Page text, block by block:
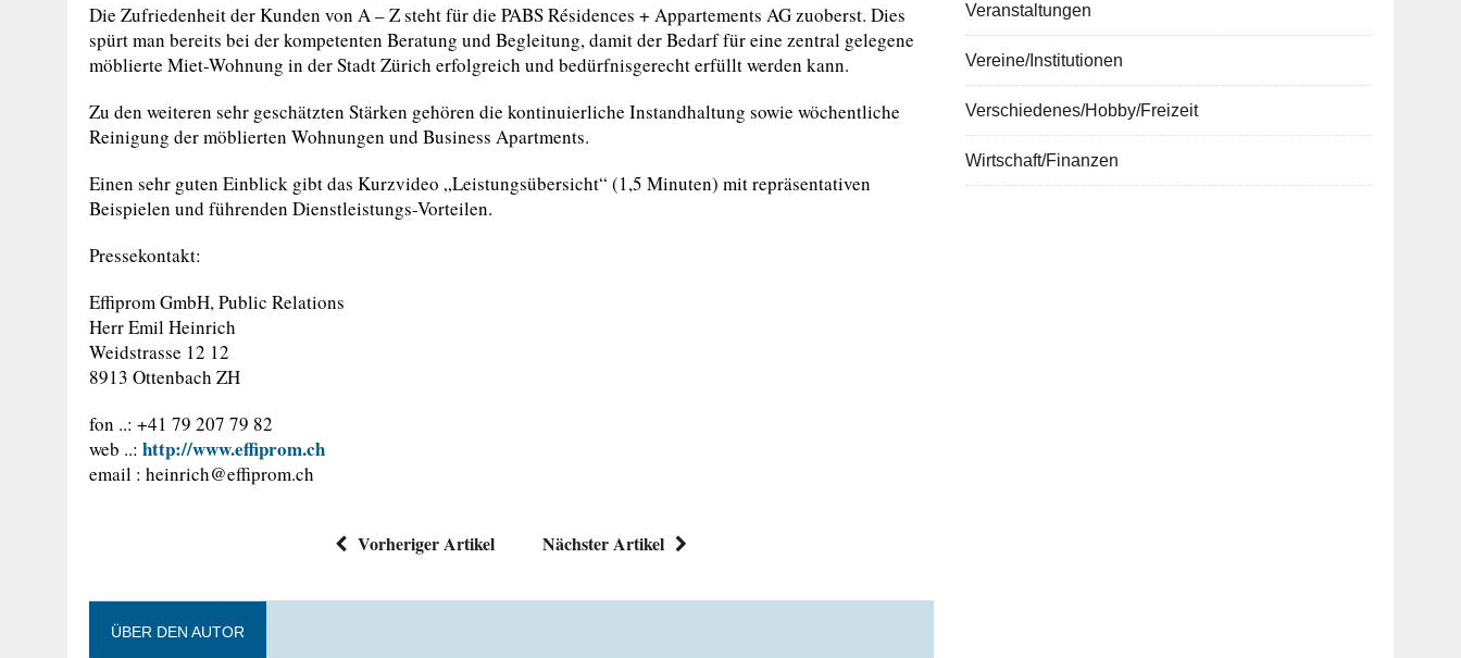
Die Zufriedenheit der Kunden von A – Z steht für die PABS Résidences + Appartements AG zuoberst. Dies
spürt man bereits bei der kompetenten Beratung und Begleitung, damit der Bedarf für eine zentral gelegene
möblierte Miet-Wohnung in der Stadt Zürich erfolgreich und bedürfnisgerecht erfüllt werden kann.
Zu den weiteren sehr geschätzten Stärken gehören die kontinuierliche Instandhaltung sowie wöchentliche
Reinigung der möblierten Wohnungen und Business Apartments.
Einen sehr guten Einblick gibt das Kurzvideo „Leistungsübersicht“ (1,5 Minuten) mit repräsentativen
Beispielen und führenden Dienstleistungs-Vorteilen.
Pressekontakt:
Effiprom GmbH, Public Relations
Herr Emil Heinrich
Weidstrasse 12 12
8913 Ottenbach ZH
fon ..: +41 79 207 79 82
web ..: http://www.effiprom.ch
email : heinrich@effiprom.ch
Vorheriger Artikel Nächster Artikel
ÜBER DEN AUTOR
Veranstaltungen
Vereine/Institutionen
Verschiedenes/Hobby/Freizeit
Wirtschaft/Finanzen